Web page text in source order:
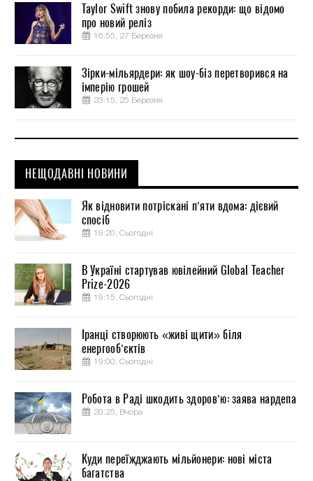
Taylor Swift знову побила рекорди: що відомо
про новий реліз
16:55, 27 Березня
Зірки-мільярдери: як шоу-біз перетворився на
імперію грошей
23:15, 25 Березня
НЕЩОДАВНІ НОВИНИ
Як відновити потріскані п’яти вдома: дієвий
спосіб
19:20, Сьогодні
В Україні стартував ювілейний Global Teacher
Prize-2026
19:15, Сьогодні
Іранці створюють «живі щити» біля
енергооб’єктів
19:00, Сьогодні
Робота в Раді шкодить здоров’ю: заява нардепа
20:25, Вчора
Куди переїжджають мільйонери: нові міста
багатства